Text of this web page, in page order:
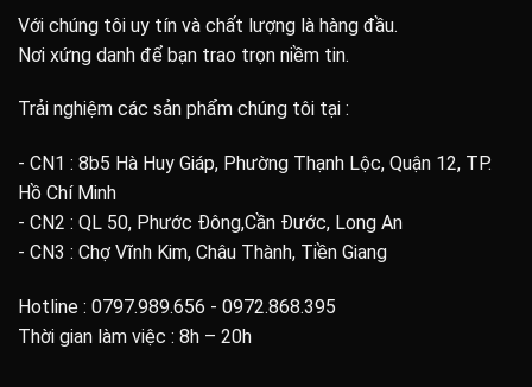
Với chúng tôi uy tín và chất lượng là hàng đầu.
Nơi xứng danh để bạn trao trọn niềm tin.
Trải nghiệm các sản phẩm chúng tôi tại :
- CN1 : 8b5 Hà Huy Giáp, Phường Thạnh Lộc, Quận 12, TP.
Hồ Chí Minh
- CN2 : QL 50, Phước Đông,Cần Đước, Long An
- CN3 : Chợ Vĩnh Kim, Châu Thành, Tiền Giang
Hotline : 0797.989.656 - 0972.868.395
Thời gian làm việc : 8h – 20h